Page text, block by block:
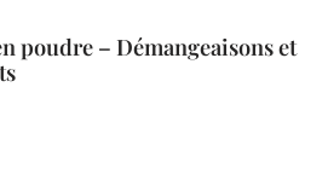
poudre – Démangeaisons et